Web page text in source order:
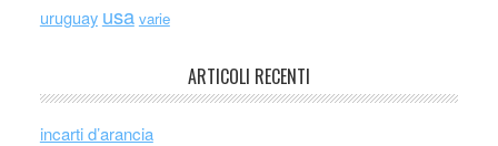
uruguay usa varie
ARTICOLI RECENTI
incarti d’arancia